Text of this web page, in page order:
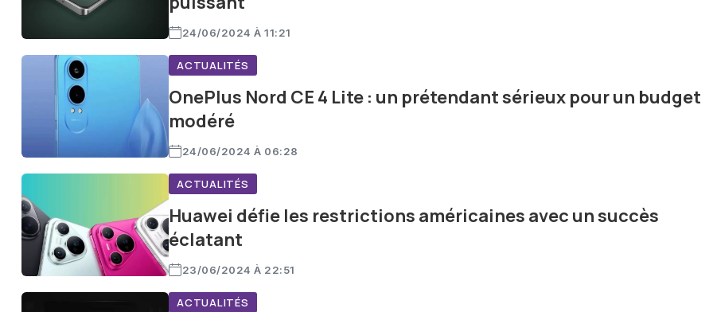
24/06/2024 À 11:21
ACTUALITÉS
OnePlus Nord CE 4 Lite : un prétendant sérieux pour un budget
modéré
24/06/2024 À 06:28
ACTUALITÉS
Huawei défie les restrictions américaines avec un succès
éclatant
23/06/2024 À 22:51
ACTUALITÉS